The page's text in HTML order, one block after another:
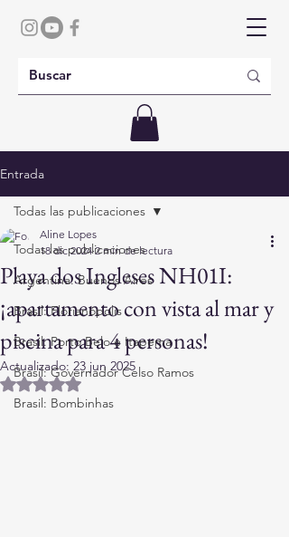
Entrada
Todas las publicaciones
Argentina: Buenos Aires
Brasil: Florianópolis
Brasil: Porto Belo e Itapema
Brasil: Governador Celso Ramos
Brasil: Bombinhas
Todas las publicaciones
Playa dos Ingleses NH01I:
¡apartamento con vista al mar y
piscina para 4 personas!
Aline Lopes
18 dic 2024 2 min de lectura
Actualizado: 23 jun 2025
Obtuvo NaN de 5 estrellas.